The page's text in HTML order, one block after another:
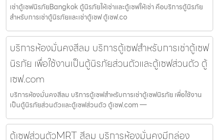
เช่าตู้เซฟนิรภัยBangkok ตู้นิรภัยให้เช่าและตู้เซฟให้เช่า คือบริการตู้นิรภัย
สำหรับการเช่าตู้นิรภัยและเช่าตู้เซฟ ตู้เซฟ.co
บริการห้องมั่นคงสีลม บริการตู้เซฟสำหรับการเช่าตู้เซฟ
นิรภัย เพื่อใช้งานเป็นตู้นิรภัยส่วนตัวและตู้เซฟส่วนตัว ตู้
เซฟ.com
บริการห้องมั่นคงสีลม บริการตู้เซฟสำหรับการเช่าตู้เซฟนิรภัย เพื่อใช้งาน
เป็นตู้นิรภัยส่วนตัวและตู้เซฟส่วนตัว ตู้เซฟ.com —
ตู้เซฟส่วนตัวMRT สีลม บริการห้องมั่นคงมีกล่อง